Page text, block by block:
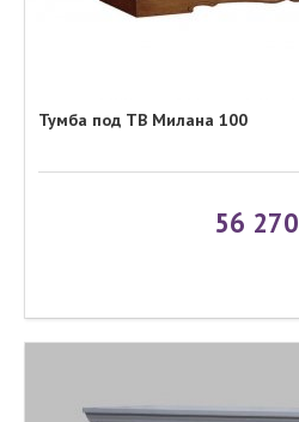
Тумба под ТВ Милана 100
56 270